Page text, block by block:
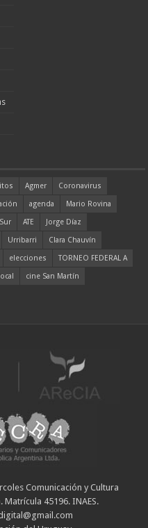
Agmer
Coronavirus
agenda
Mario Rovina
ATE
Jorge Díaz
Urribarri
Clara Chauvín
elecciones
TORNEO FEDERAL A
cine San Martín
Comunicación y Cultura
45196. INAES.